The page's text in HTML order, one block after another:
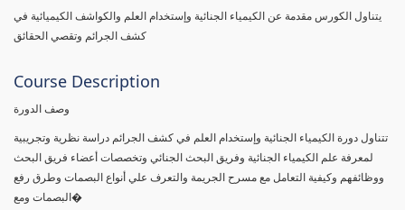
يتناول الكورس مقدمة عن الكيمياء الجنائية وإستخدام العلم والكواشف الكيميائية في
كشف الجرائم وتقصي الحقائق
Course Description
وصف الدورة
تتناول دورة الكيمياء الجنائية وإستخدام العلم في كشف الجرائم دراسة نظرية وتجريبية
لمعرفة علم الكيمياء الجنائية وفريق البحث الجنائي وتخصصات أعضاء فريق البحث
ووظائفهم وكيفية التعامل مع مسرح الجريمة والتعرف علي أنواع البصمات وطرق رفع
البصمات ومع�